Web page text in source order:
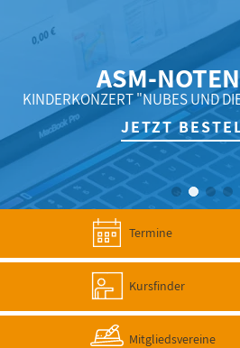
ASM-
KINDERKONZERT "NUBES UND
JETZT
Termine
Kursfinder
Mitgliedsvereine